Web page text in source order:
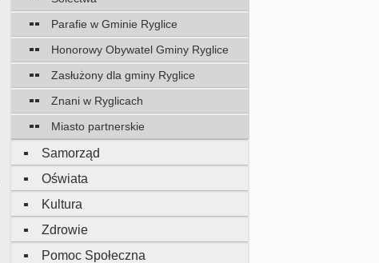
Parafie w Gminie Ryglice
Honorowy Obywatel Gminy Ryglice
Zasłużony dla gminy Ryglice
Znani w Ryglicach
Miasto partnerskie
Samorząd
Oświata
Kultura
Zdrowie
Pomoc Społeczna